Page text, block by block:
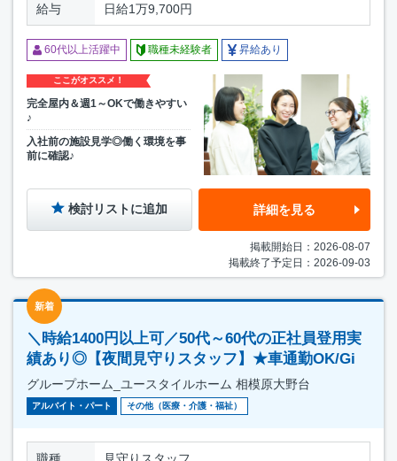
給与 日給1万9,700円
60代以上活躍中 職種未経験者 昇給あり
ここがオススメ！
完全屋内＆週1～OKで働きやすい
♪
入社前の施設見学◎働く環境を事
前に確認♪
検討リストに追加 詳細を見る
掲載開始日：2026-08-07
掲載終了予定日：2026-09-03
新着
＼時給1400円以上可／50代～60代の正社員登用実
績あり◎【夜間見守りスタッフ】★車通勤OK/Gi
グループホーム_ユースタイルホーム 相模原大野台
アルバイト・パート その他（医療・介護・福祉）